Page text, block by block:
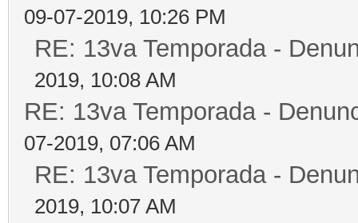
09-07-2019, 10:26 PM
RE: 13va Temporada -
2019, 10:08 AM
RE: 13va Temporada -
07-2019, 07:06 AM
RE: 13va Temporada -
2019, 10:07 AM